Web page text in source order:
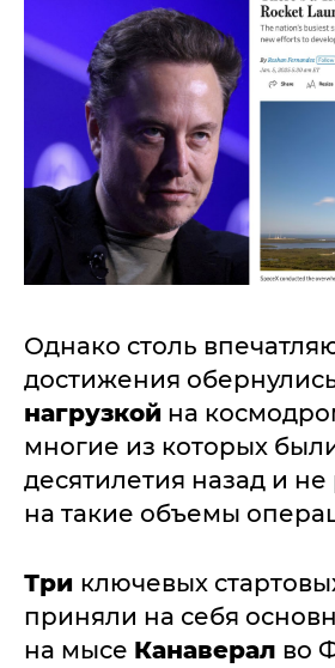
Однако столь
достижения
нагрузкой на
многие из которых
десятилетия назад и
на такие объемы
Три ключевых
приняли на себя
на мысе Канаверал во